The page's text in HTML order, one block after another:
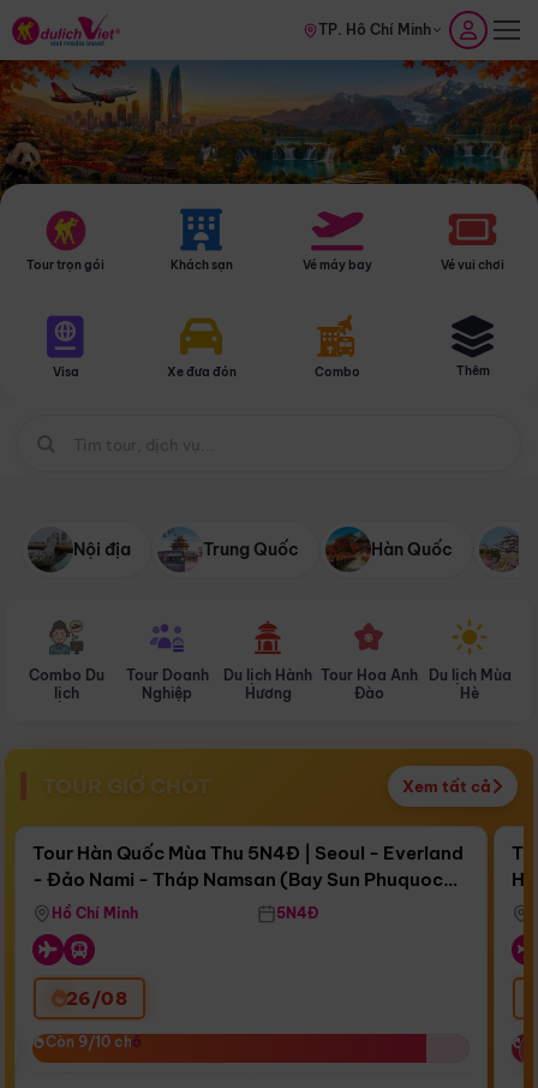
TP. Hồ Chí Minh
Tour trọn gói Khách sạn Vé máy bay Vé vui chơi
Visa Xe đưa đón Combo Thêm
Nội địa Trung Quốc Hàn Quốc
Combo Du
lịch
Tour Doanh
Nghiệp
Du lịch Hành
Hương
Tour Hoa Anh
Đào
Du lịch Mùa
Hè
TOUR GIỜ CHÓT Xem tất cả
Còn17 ngày 00:10:43
Bay Sun Phuquoc Airways
Điểm nổi bật
Tour Hàn Quốc Mùa Thu 5N4Đ | Seoul - Everland
- Đảo Nami - Tháp Namsan (Bay Sun Phuquoc
Airways)
Hồ Chí Minh 5N4Đ
26/08
Còn 9/10 chỗ
Còn 9/10 chỗ